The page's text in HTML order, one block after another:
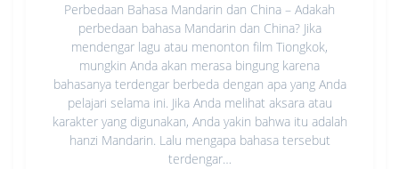
Perbedaan Bahasa Mandarin dan China – Adakah
perbedaan bahasa Mandarin dan China? Jika
mendengar lagu atau menonton film Tiongkok,
mungkin Anda akan merasa bingung karena
bahasanya terdengar berbeda dengan apa yang Anda
pelajari selama ini. Jika Anda melihat aksara atau
karakter yang digunakan, Anda yakin bahwa itu adalah
hanzi Mandarin. Lalu mengapa bahasa tersebut
terdengar…